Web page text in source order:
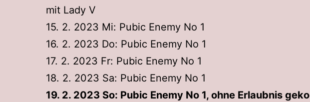
mit Lady V
15. 2. 2023 Mi: Pubic Enemy No 1
16. 2. 2023 Do: Pubic Enemy No 1
17. 2. 2023 Fr: Pubic Enemy No 1
18. 2. 2023 Sa: Pubic Enemy No 1
19. 2. 2023 So: Pubic Enemy No 1, ohne Erlaubnis